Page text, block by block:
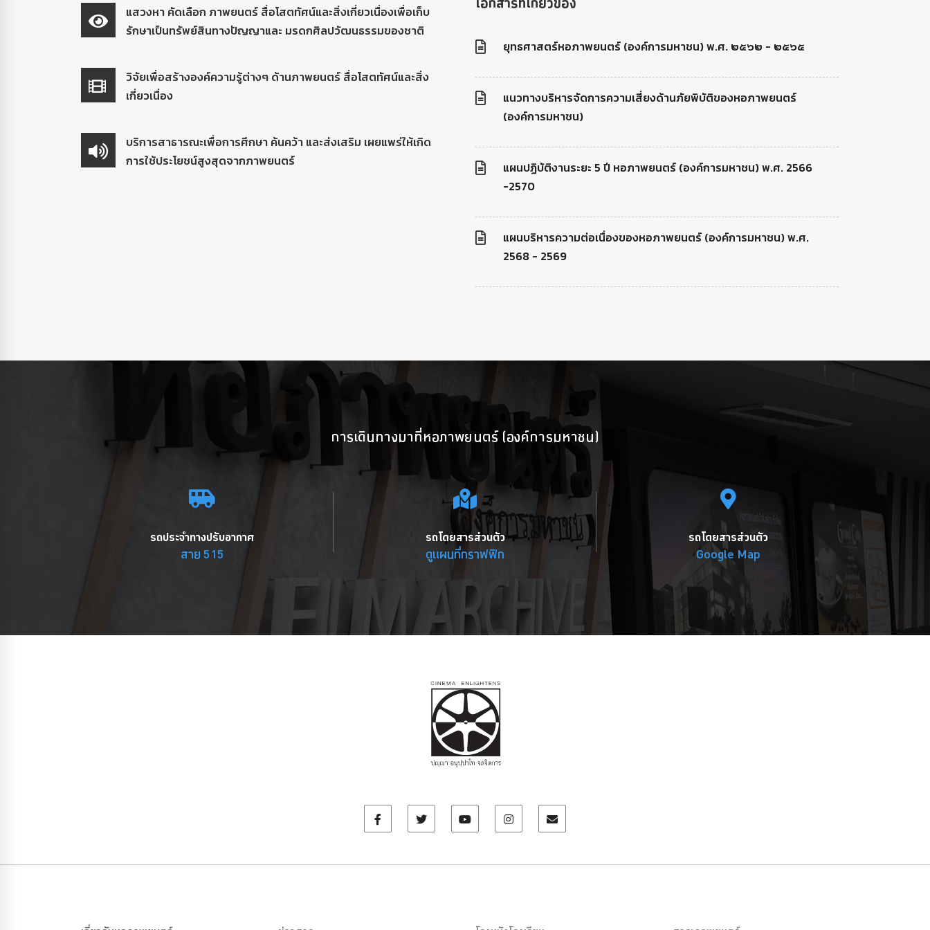
แสวงหา คัดเลือก ภาพยนตร์ สื่อโสตทัศน์และสิ่งเกี่ยวเนื่องเพื่อเก็บ
รักษาเป็นทรัพย์สินทางปัญญาและ มรดกศิลปวัฒนธรรมของชาติ
วิจัยเพื่อสร้างองค์ความรู้ต่างๆ ด้านภาพยนตร์ สื่อโสตทัศน์และสิ่ง
เกี่ยวเนื่อง
บริการสาธารณะเพื่อการศึกษา ค้นคว้า และส่งเสริม เผยแพร่ให้เกิด
การใช้ประโยชน์สูงสุดจากภาพยนตร์
ยุทธศาสตร์หอภาพยนตร์ (องค์การมหาชน) พ.ศ. ๒๕๖๒ - ๒๕๖๕
แนวทางบริหารจัดการความเสี่ยงด้านภัยพิบัติของหอภาพยนตร์
(องค์การมหาชน)
แผนปฏิบัติงานระยะ 5 ปี หอภาพยนตร์ (องค์การมหาชน) พ.ศ. 2566
-2570
แผนบริหารความต่อเนื่องของหอภาพยนตร์ (องค์การมหาชน) พ.ศ.
2568 - 2569
การเดินทางมาที่หอภาพยนตร์ (องค์การมหาชน)
รถประจำทางปรับอากาศ
สาย 515
รถโดยสารส่วนตัว
ดูแผนที่กราฟฟิก
รถโดยสารส่วนตัว
Google Map